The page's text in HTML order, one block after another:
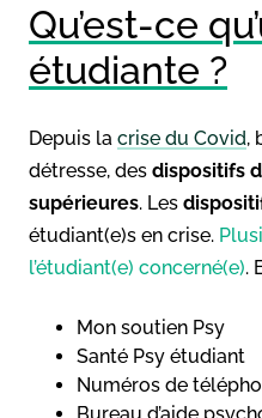
Qu’est-ce
étudiante ?
Depuis la crise du Covid,
détresse, des dispositifs
supérieures. Les
étudiant(e)s en crise.
l’étudiant(e) concerné(e).
Mon soutien Psy
Santé Psy étudiant
Numéros de